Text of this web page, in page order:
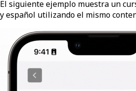
El siguiente ejemplo muestra un
y español utilizando el mismo